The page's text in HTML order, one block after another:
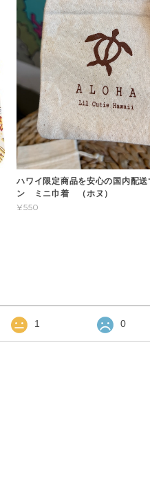
ハワイ限定商品を安心の国内配
ン ミニ巾着 （ホヌ）
¥550
1 0